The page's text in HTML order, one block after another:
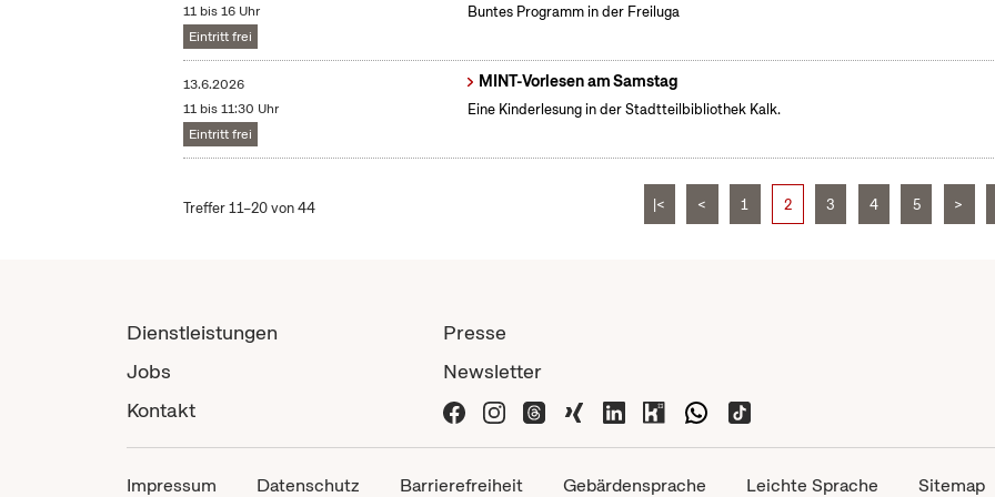
11 bis 16 Uhr
Eintritt frei
Buntes Programm in der Freiluga
13.6.2026
11 bis 11:30 Uhr
Eintritt frei
MINT-Vorlesen am Samstag
Eine Kinderlesung in der Stadtteilbibliothek Kalk.
Treffer 11–20 von 44 |< < 1 2 3 4 5 >
Dienstleistungen
Jobs
Kontakt
Presse
Newsletter
Impressum Datenschutz Barrierefreiheit Gebärdensprache Leichte Sprache Sitemap